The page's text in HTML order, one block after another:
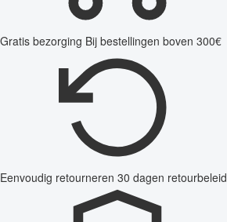
Gratis bezorging Bij bestellingen boven 300€
Eenvoudig retourneren 30 dagen retourbeleid